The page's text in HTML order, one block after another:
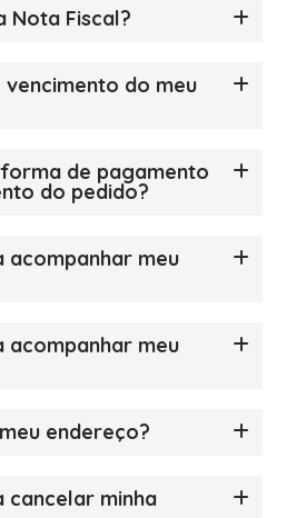
Nota Fiscal?
do meu
de pagamento
do pedido?
meu
meu
endereço?
cancelar minha